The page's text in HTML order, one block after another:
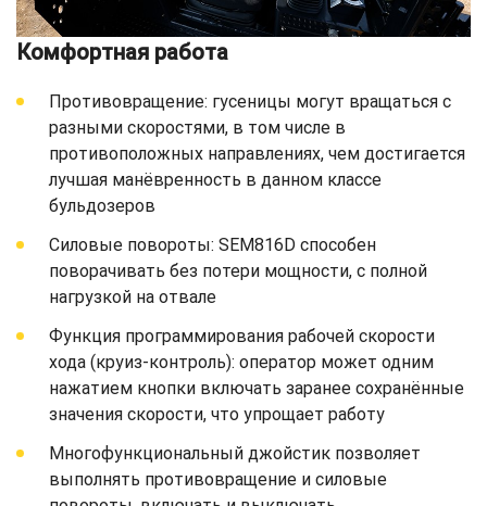
Комфортная работа
Противовращение: гусеницы могут вращаться с
разными скоростями, в том числе в
противоположных направлениях, чем достигается
лучшая манёвренность в данном классе
бульдозеров
Силовые повороты: SEM816D способен
поворачивать без потери мощности, с полной
нагрузкой на отвале
Функция программирования рабочей скорости
хода (круиз-контроль): оператор может одним
нажатием кнопки включать заранее сохранённые
значения скорости, что упрощает работу
Многофункциональный джойстик позволяет
выполнять противовращение и силовые